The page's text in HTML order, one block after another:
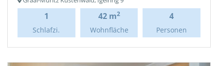
1
Schlafzi.
42 m2
Wohnfläche
4
Personen